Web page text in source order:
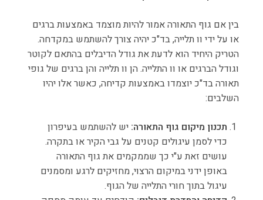
בין אם גוף התאורה אמור להיות מוצמד באמצעות ברגים
או על ידי וו תלייה, בד"כ יהיה צורך להשתמש במקדחה.
הטריק היחיד הוא לדעת את גודל הדיבלים בהתאם לקוטר
וגודל הברגים או וו התלייה. הן וו תלייה והן ברגים של גופי
תאורה בד"כ יוצמדו באמצעות קדיחה, כאשר אלו יהיו
השלבים:
תכנון מיקום גוף התאורה: יש להשתמש בעיפרון
כדי לסמן עיגולים קטנים על גבי הקיר או בתקרה.
עושים זאת ע"י כך שממקמים את גוף התאורה
באופן ידני במיקום הרצוי, מחזיקים לרגע ומסמנים
עיגול בתוך חורי התלייה של הגוף.